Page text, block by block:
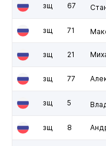
зщ 67
зщ 71
зщ 21
зщ 77
зщ 5
зщ 8